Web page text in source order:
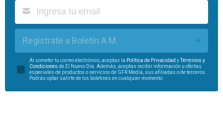
Regístrate a Boletín A.M.
Al someter tu correo electrónico, aceptas la Política de Privacidad yTérminos y
Condiciones de El Nuevo Día. Además, aceptas recibir información u ofertas
especiales de productos o servicios de GFR Media, sus afiliadas o de terceros.
Podrás optar salirte de los boletines en cualquier momento.